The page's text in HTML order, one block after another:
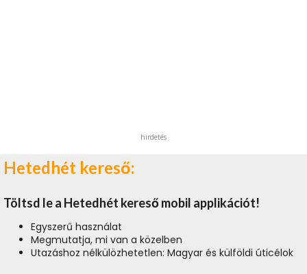
hirdetés
Hetedhét kereső:
Töltsd le a Hetedhét kereső mobil applikációt!
Egyszerű használat
Megmutatja, mi van a közelben
Utazáshoz nélkülözhetetlen: Magyar és külföldi úticélok